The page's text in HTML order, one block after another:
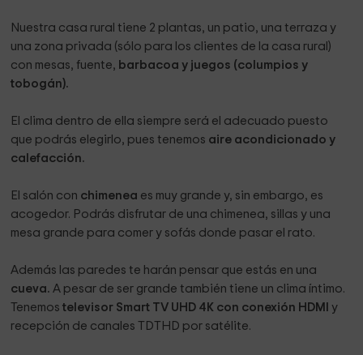
Nuestra casa rural tiene 2 plantas, un patio, una terraza y
una zona privada (sólo para los clientes de la casa rural)
con mesas, fuente, barbacoa y juegos (columpios y
tobogán).
El clima dentro de ella siempre será el adecuado puesto
que podrás elegirlo, pues tenemos aire acondicionado y
calefacción.
El salón con chimenea es muy grande y, sin embargo, es
acogedor. Podrás disfrutar de una chimenea, sillas y una
mesa grande para comer y sofás donde pasar el rato.
Además las paredes te harán pensar que estás en una
cueva.A pesar de ser grande también tiene un clima íntimo.
Tenemos televisor Smart TV UHD 4K con conexión HDMI y
recepción de canales TDTHD por satélite.